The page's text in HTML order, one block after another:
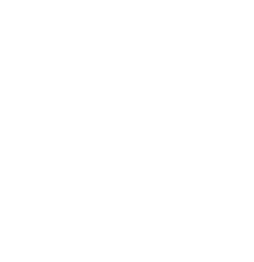
über service-bw.de senden